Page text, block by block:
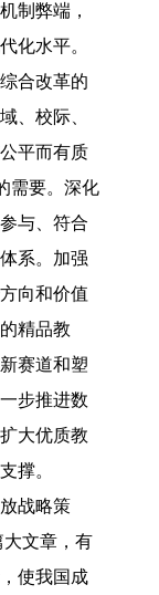
制弊端，
化水平。
合改革的
、校际、
平而有质
需要。深化
与、符合
系。加强
向和价值
精品教
赛道和塑
步推进数
大优质教
撑。
战略策
大文章，有
使我国成